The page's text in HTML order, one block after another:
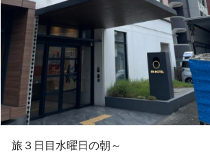
o
o
旅３日目水曜日の朝～